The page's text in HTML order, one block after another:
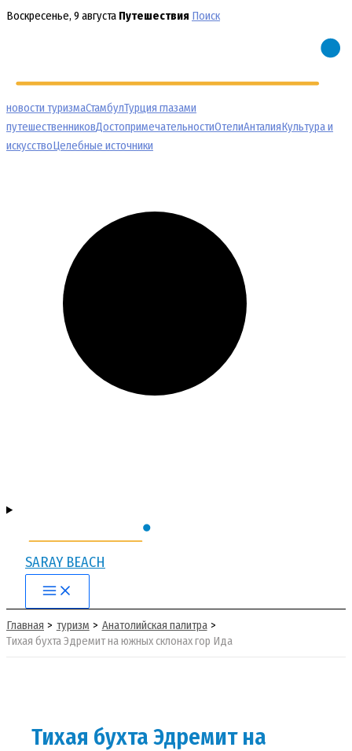
Перейти
Воскресенье, 9 августа Путешествия Поиск
новости туризмаСтамбулТурция глазами
путешественниковДостопримечательностиОтелиАнталияКультура и
искусствоЦелебные источники
SARAY BEACH
Main
Menu
Главная туризм
Анатолийская палитра
Тихая бухта Эдремит на южных склонах гор Ида
Тихая бухта Эдремит на